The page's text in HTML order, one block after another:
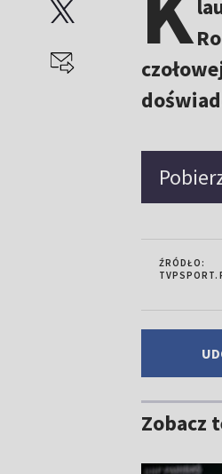
ŹRÓDŁO:
Zobacz